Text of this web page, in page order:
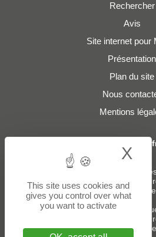
Rechercher
Avis
Site internet pour
Présentation
Plan du site
Nous
Mentions
Adresses-
Services :
Liste des adresses e-mails
Liste des adresses e-mails des
-Création ou refonte du site
Sites partenaires:
Adresses-Colleges.fr-
This site uses cookies and
gives you control over what
you want to activate
X